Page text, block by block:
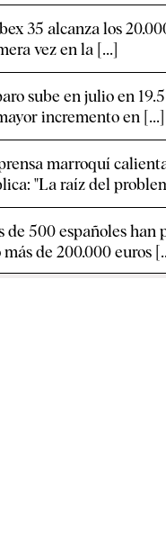
35 alcanza los
vez en la [...]
sube en julio en
incremento en [...]
marroquí
"La raíz del
de 500 españoles han
más de 200.000 euros